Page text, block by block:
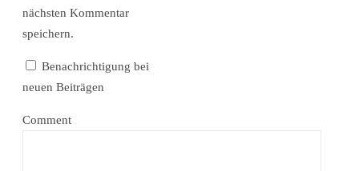
nächsten Kommentar
speichern.
Benachrichtigung bei
neuen Beiträgen
Comment